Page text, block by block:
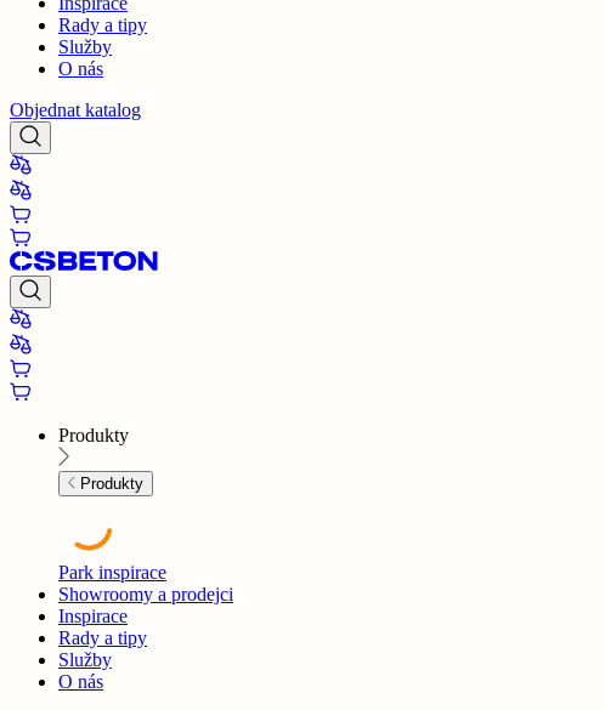
Rady a tipy
Služby
O nás
Objednat katalog
Produkty
Produkty
Park inspirace
Showroomy a prodejci
Inspirace
Rady a tipy
Služby
O nás